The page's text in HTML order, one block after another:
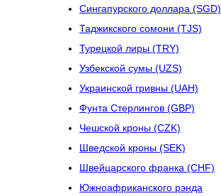
Сингапурского доллара (SGD)
Таджикского сомони (TJS)
Турецкой лиры (TRY)
Узбекской сумы (UZS)
Украинской гривны (UAH)
Фунта Стерлингов (GBP)
Чешской кроны (CZK)
Шведской кроны (SEK)
Швейцарского франка (CHF)
Южноафриканского рэнда